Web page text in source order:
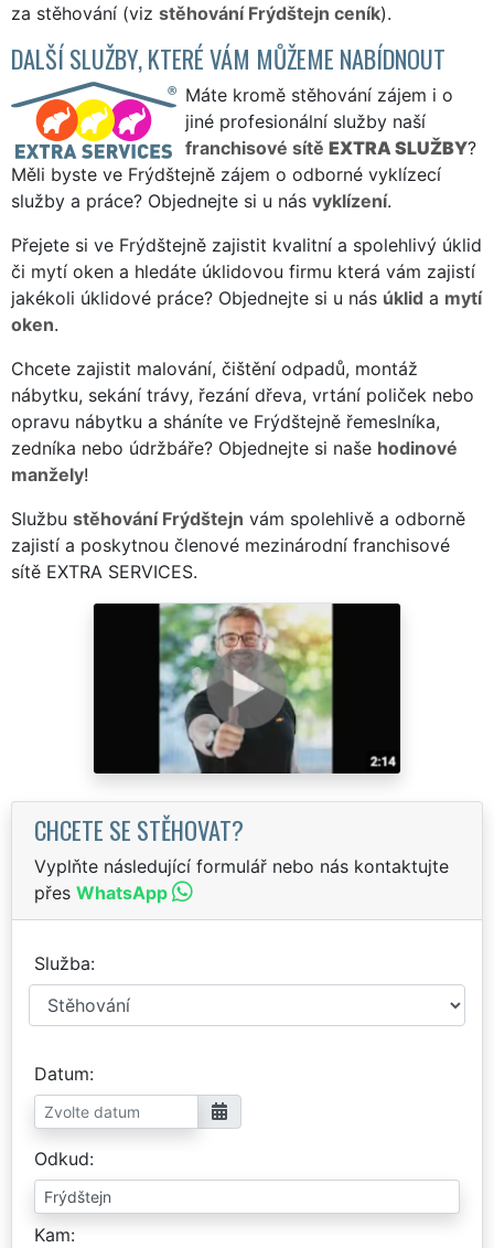
za stěhování (viz stěhování Frýdštejn ceník).
DALŠÍ SLUŽBY, KTERÉ VÁM MŮŽEME NABÍDNOUT
Máte kromě stěhování zájem i o
jiné profesionální služby naší
franchisové sítě EXTRA SLUŽBY?
Měli byste ve Frýdštejně zájem o odborné vyklízecí
služby a práce? Objednejte si u nás vyklízení.
Přejete si ve Frýdštejně zajistit kvalitní a spolehlivý úklid
či mytí oken a hledáte úklidovou firmu která vám zajistí
jakékoli úklidové práce? Objednejte si u nás úklid a mytí
oken.
Chcete zajistit malování, čištění odpadů, montáž
nábytku, sekání trávy, řezání dřeva, vrtání poliček nebo
opravu nábytku a sháníte ve Frýdštejně řemeslníka,
zedníka nebo údržbáře? Objednejte si naše hodinové
manžely!
Službu stěhování Frýdštejn vám spolehlivě a odborně
zajistí a poskytnou členové mezinárodní franchisové
sítě EXTRA SERVICES.
CHCETE SE STĚHOVAT?
Vyplňte následující formulář nebo nás kontaktujte
přes WhatsApp
Služba
Datum
Odkud
Kam